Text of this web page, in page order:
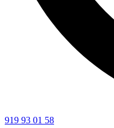
919 93 01 58